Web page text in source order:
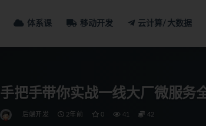
体系课 移动开发 云计算/大数据
手把手带你实战一线大厂微服务
后端开发 2年前 0 41 42